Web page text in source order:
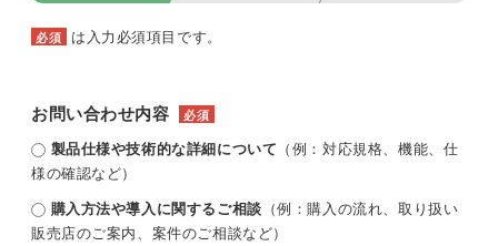
必須 は入力必須項目です。
お問い合わせ内容 必須
製品仕様や技術的な詳細について （例：対応規格、機能、仕
様の確認など）
購入方法や導入に関するご相談 （例：購入の流れ、取り扱い
販売店のご案内、案件のご相談など）